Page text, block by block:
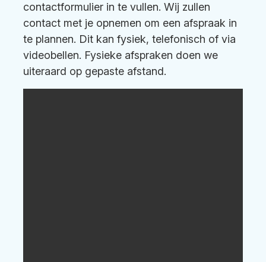
contactformulier in te vullen. Wij zullen
contact met je opnemen om een afspraak in
te plannen. Dit kan fysiek, telefonisch of via
videobellen. Fysieke afspraken doen we
uiteraard op gepaste afstand.